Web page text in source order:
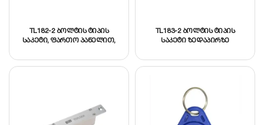
TL182-2 ბოლტის ტიპის
საკეტი, ფართო პანელით,
კვება 12ვ (DC). კორპუსი:
ალუმინი, დენის მოხმარება
TL183-2 ბოლტის ტიპის
საკეტი ზედაპირზე
ინტეგრირებული
ტაიმერით.კვება 12ვ (DC).
კორპუსი: ალუმინი. ზომა:
150მმ*36მმ*26მმ. წონა: 0,5კგ